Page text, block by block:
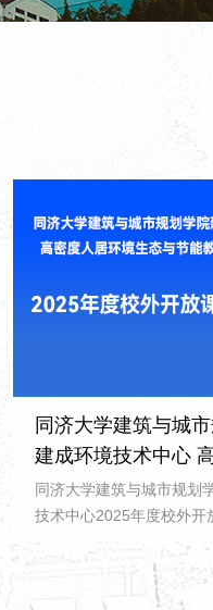
同济大学建筑与城
建成环境技术中心
环境生态与节能教
验室 2025年度校外
助名单
同济大学建筑与城市规划
技术中心2025年度校外开
争、择优支持”的原则，以
性及具有较强应用前景的